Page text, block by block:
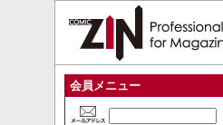
会員メニュー